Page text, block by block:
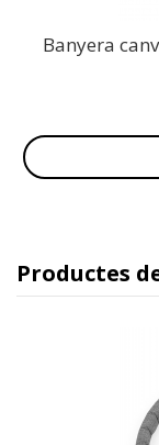
Banyera
Productes